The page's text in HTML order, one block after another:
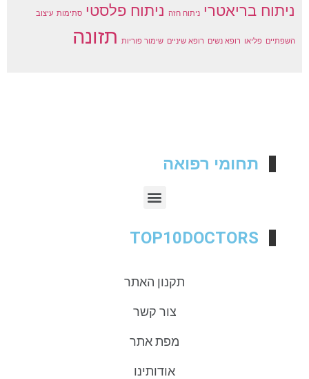
ניתוח בריאטרי ניתוח חזה ניתוח פלסטי סתימות עיצוב
השפתיים פליאו רופא נשים רופא שיניים שימור פוריות תזונה
תחומי רפואה
TOP10DOCTORS
תקנון האתר
צור קשר
מפת אתר
אודותינו